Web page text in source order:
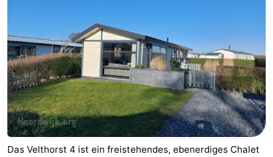
Duinen
Parc
du
Soleil
Hotels
Zimmer
(mit
Frühstück)
Lastminutes
Strand
Das Velthorst 4 ist ein freistehendes, ebenerdiges Chalet